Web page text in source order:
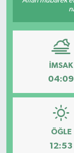
İMSAK
04:09
ÖĞLE
12:53